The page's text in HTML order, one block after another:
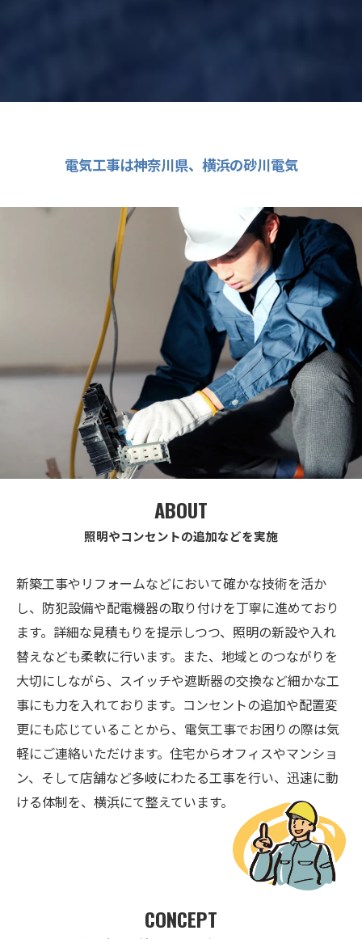
電気工事は神奈川県、横浜の砂川電気
ABOUT
照明やコンセントの追加などを実施
新築工事やリフォームなどにおいて確かな技術を活か
し、防犯設備や配電機器の取り付けを丁寧に進めており
ます。詳細な見積もりを提示しつつ、照明の新設や入れ
替えなども柔軟に行います。また、地域とのつながりを
大切にしながら、スイッチや遮断器の交換など細かな工
事にも力を入れております。コンセントの追加や配置変
更にも応じていることから、電気工事でお困りの際は気
軽にご連絡いただけます。住宅からオフィスやマンショ
ン、そして店舗など多岐にわたる工事を行い、迅速に動
ける体制を、横浜にて整えています。
CONCEPT